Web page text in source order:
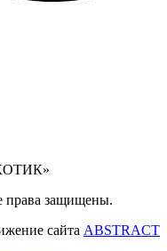
защищены.
сайта ABSTRACT